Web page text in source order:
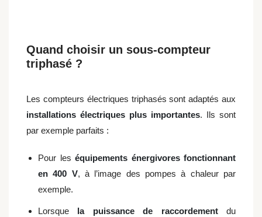
Quand choisir un sous-compteur
triphasé ?
Les compteurs électriques triphasés sont adaptés aux
installations électriques plus importantes. Ils sont
par exemple parfaits :
Pour les équipements énergivores fonctionnant
en 400 V, à l’image des pompes à chaleur par
exemple.
Lorsque la puissance de raccordementdu